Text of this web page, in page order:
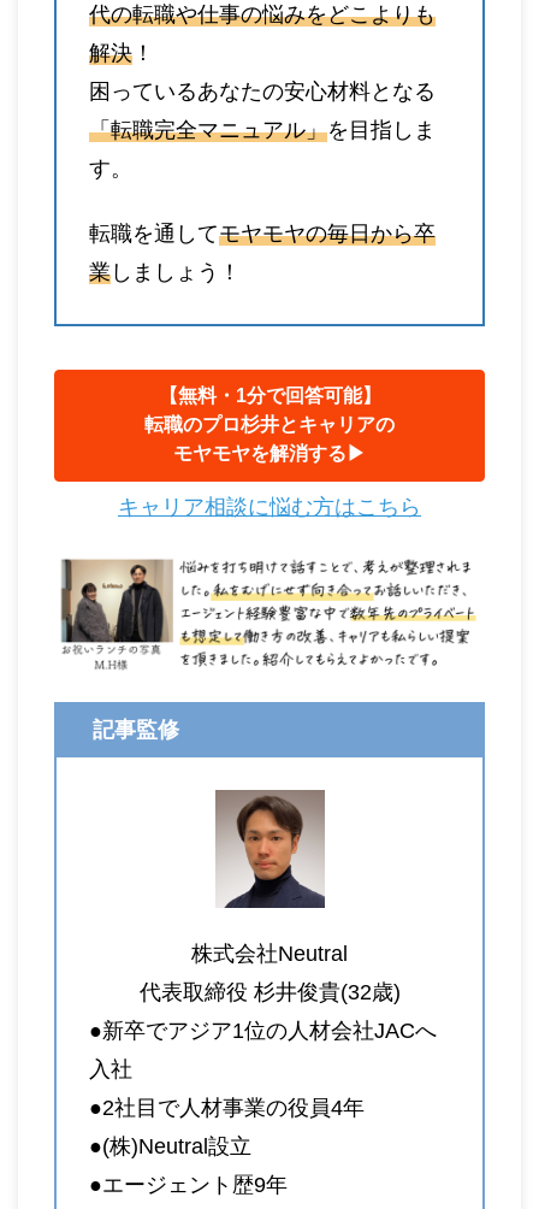
代の転職や仕事の悩みをどこよりも
解決 ！
困っているあなたの安心材料となる
「転職完全マニュアル」を目指しま
す。
転職を通してモヤモヤの毎日から卒
業 しましょう！
【無料・1分で回答可能】
転職のプロ杉井とキャリアの
モヤモヤを解消する▶︎
キャリア相談に悩む方はこちら
記事監修
株式会社Neutral
代表取締役 杉井俊貴(32歳)
●新卒でアジア1位の人材会社JACへ
入社
●2社目で人材事業の役員4年
●(株)Neutral設立
●エージェント歴9年